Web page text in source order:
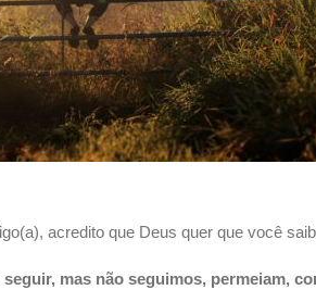
acredito que Deus quer que você
mas não seguimos, permeiam,